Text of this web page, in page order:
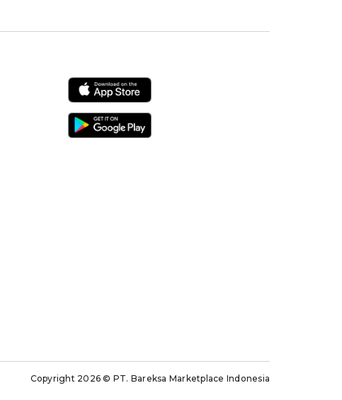
Copyright 2026© PT. Bareksa Marketplace Indonesia